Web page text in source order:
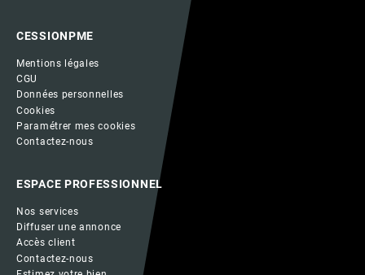
CESSIONPME
Mentions légales
CGU
Données personnelles
Cookies
Paramétrer mes cookies
Contactez-nous
ESPACE PROFESSIONNEL
Nos services
Diffuser une annonce
Accès client
Contactez-nous